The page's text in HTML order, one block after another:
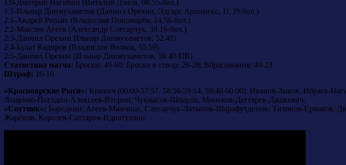
1:0-Дмитрий Нагибин (Виталий Дзиов, 08.55-бол.)
1:1-Ильнар Динмухаметов (Даниил Орехин, Эдгарс Ариниекс, 11.39-бол.)
2:1-Андрей Репьях (Владислав Пономарёв, 24.56-бол.)
2:2-Максим Агеев (Александр Слесарчук, 38.16-бол.)
2:3-Даниил Орехин Ильнар Динмухаметов, 52.40)
2:4-Булат Кадиров (Владислав Волков, 55.59)
2:5-Даниил Орехин (Ильнар Динмухаметов, 59.40-ПВ)
Статистика матча: Броски: 49-60; Броски в створ: 29-28; Вбрасывания: 40-23
Штраф: 16-10
«Красноярские Рыси»: Кривич (00:00-57:57, 58:56-59:14, 59:40-60:00); Иванов-Зыков, Ибраев-
Лощенко-Погодин-Алексеев-Вторин; Чукмасов-Шпарло, Миньков-Дегтярев-Дашкевич.
«Спутник»: Бородкин; Агеев-Мамчицс, Слесарчук-Латыпов-Шарафутдинов; Тихонов-Ермаков,
Жарёнов, Королев-Саттаров-Идиатуллин.